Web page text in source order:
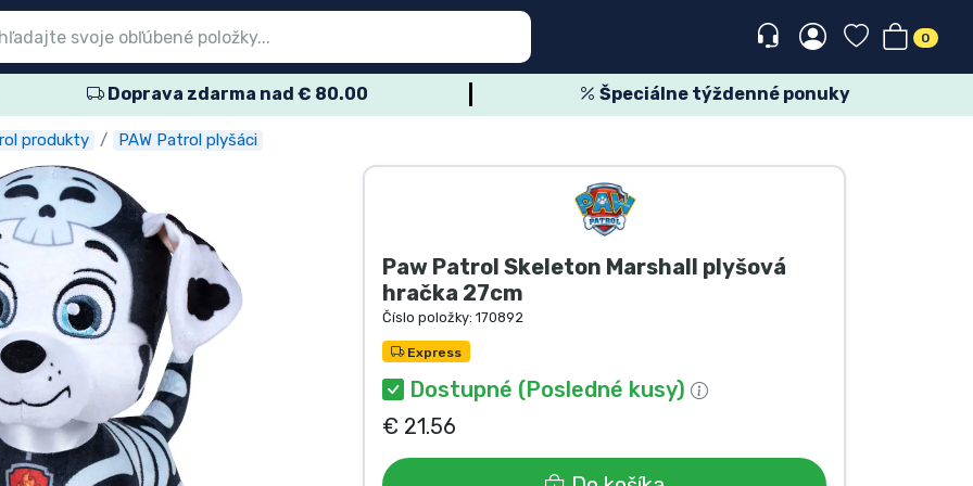
0
Doprava zdarma nad € 80.00 Špeciálne týždenné ponuky
produkty PAW Patrol plyšáci
Paw Patrol Skeleton Marshall plyšová
hračka 27cm
Číslo položky: 170892
Express
Dostupné (Posledné kusy)
€ 21.56
produkty
produkty
výrobky
anime
pre hráčov
produkty
produkty